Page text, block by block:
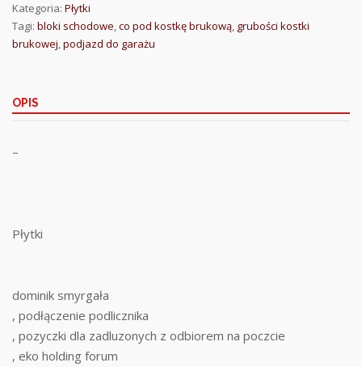
Kategoria: Płytki
Tagi: bloki schodowe,co pod kostkę brukową, grubości kostki
brukowej,podjazd do garażu
OPIS
–
Płytki
dominik smyrgała
, podłączenie podlicznika
, pozyczki dla zadluzonych z odbiorem na poczcie
, eko holding forum